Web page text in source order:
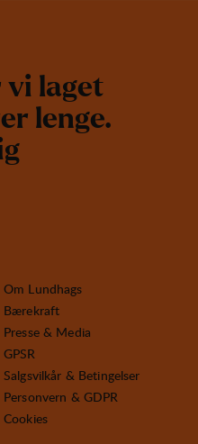
vi laget
er lenge.
g
Om Lundhags
Bærekraft
Presse & Media
GPSR
Salgsvilkår & Betingelser
Personvern & GDPR
Cookies